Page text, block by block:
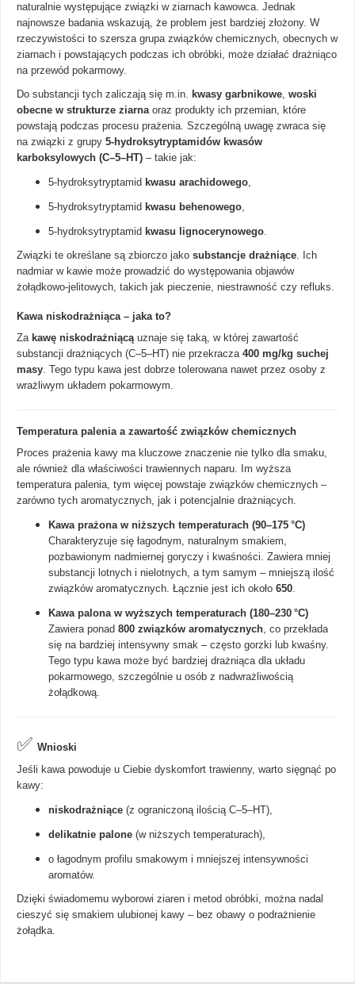
naturalnie występujące związki w ziarnach kawowca. Jednak
najnowsze badania wskazują, że problem jest bardziej złożony. W
rzeczywistości to szersza grupa związków chemicznych, obecnych w
ziarnach i powstających podczas ich obróbki, może działać drażniąco
na przewód pokarmowy.
Do substancji tych zaliczają się m.in. kwasy garbnikowe, woski
obecne w strukturze ziarnaoraz produkty ich przemian, które
powstają podczas procesu prażenia. Szczególną uwagę zwraca się
na związki z grupy 5-hydroksytryptamidów kwasów
karboksylowych (C–5–HT) – takie jak:
5-hydroksytryptamid kwasu arachidowego,
5-hydroksytryptamid kwasu behenowego,
5-hydroksytryptamid kwasu lignocerynowego.
Związki te określane są zbiorczo jako substancje drażniące. Ich
nadmiar w kawie może prowadzić do występowania objawów
żołądkowo-jelitowych, takich jak pieczenie, niestrawność czy refluks.
Kawa niskodrażniąca – jaka to?
Za kawę niskodrażniącąuznaje się taką, w której zawartość
substancji drażniących (C–5–HT) nie przekracza 400 mg/kg suchej
masy. Tego typu kawa jest dobrze tolerowana nawet przez osoby z
wrażliwym układem pokarmowym.
Temperatura palenia a zawartość związków chemicznych
Proces prażenia kawy ma kluczowe znaczenie nie tylko dla smaku,
ale również dla właściwości trawiennych naparu. Im wyższa
temperatura palenia, tym więcej powstaje związków chemicznych –
zarówno tych aromatycznych, jak i potencjalnie drażniących.
Kawa prażona w niższych temperaturach (90–175 °C)
Charakteryzuje się łagodnym, naturalnym smakiem,
pozbawionym nadmiernej goryczy i kwaśności. Zawiera mniej
substancji lotnych i nielotnych, a tym samym – mniejszą ilość
związków aromatycznych. Łącznie jest ich około 650.
Kawa palona w wyższych temperaturach (180–230 °C)
Zawiera ponad 800 związków aromatycznych, co przekłada
się na bardziej intensywny smak – często gorzki lub kwaśny.
Tego typu kawa może być bardziej drażniąca dla układu
pokarmowego, szczególnie u osób z nadwrażliwością
żołądkową.
✅ Wnioski
Jeśli kawa powoduje u Ciebie dyskomfort trawienny, warto sięgnąć po
kawy:
niskodrażniące (z ograniczoną ilością C–5–HT),
delikatnie palone (w niższych temperaturach),
o łagodnym profilu smakowym i mniejszej intensywności
aromatów.
Dzięki świadomemu wyborowi ziaren i metod obróbki, można nadal
cieszyć się smakiem ulubionej kawy – bez obawy o podrażnienie
żołądka.